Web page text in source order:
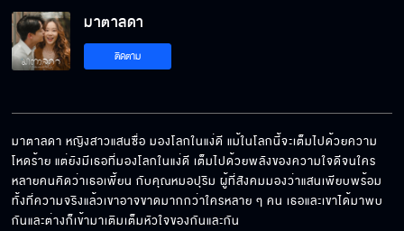
มาตาลดา
ติดตาม
มาตาลดา หญิงสาวแสนซื่อ มองโลกในแง่ดี แม้ในโลกนี้จะเต็มไปด้วยความ
โหดร้าย แต่ยังมีเธอที่มองโลกในแง่ดี เต็มไปด้วยพลังของความใจดีจนใคร
หลายคนคิดว่าเธอเพี้ยน กับคุณหมอปุริม ผู้ที่สังคมมองว่าแสนเพียบพร้อม
ทั้งที่ความจริงแล้วเขาอาจขาดมากกว่าใครหลาย ๆ คน เธอและเขาได้มาพบ
กันและต่างก็เข้ามาเติมเต็มหัวใจของกันและกัน